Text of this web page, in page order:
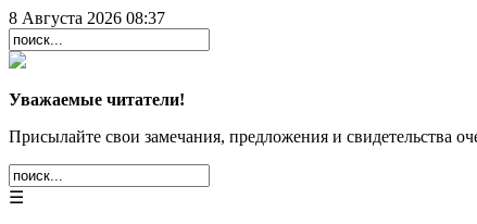
8 Августа 2026 08:37
Уважаемые читатели!
Присылайте свои замечания, предложения и свидетельства
☰